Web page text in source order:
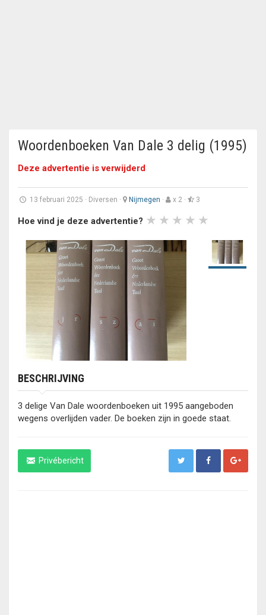
Woordenboeken Van Dale 3 delig (1995)
Deze advertentie is verwijderd
13 februari 2025 · Diversen · Nijmegen · x 2 · 3
Hoe vind je deze advertentie?
BESCHRIJVING
3 delige Van Dale woordenboeken uit 1995 aangeboden
wegens overlijden vader. De boeken zijn in goede staat.
Privébericht